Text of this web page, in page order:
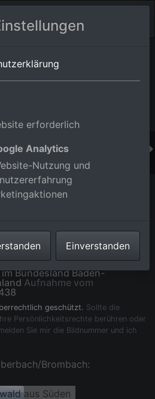
Brombach
aus Süden im Ortsteil
Bundesland Baden-
Aufnahme vom
geschützt. Sollte die
Persönlichkeitsrechte berühren oder
Sie mir die Bildnummer und ich
Brombach:
aus Süden
erforderlich
Analytics
Nutzung und
Einverstanden